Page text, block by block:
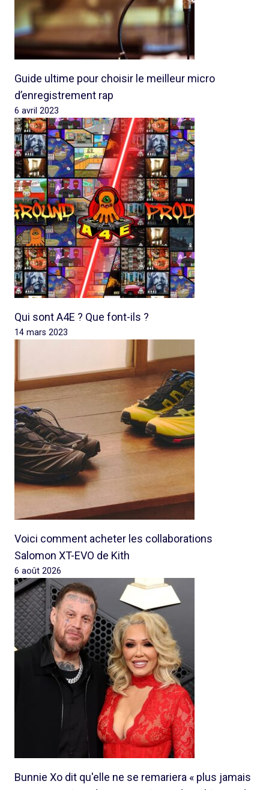
Guide ultime pour choisir le meilleur micro
d’enregistrement rap
6 avril 2023
Qui sont A4E ? Que font-ils ?
14 mars 2023
Voici comment acheter les collaborations
Salomon XT-EVO de Kith
6 août 2026
Bunnie Xo dit qu'elle ne se remariera « plus jamais